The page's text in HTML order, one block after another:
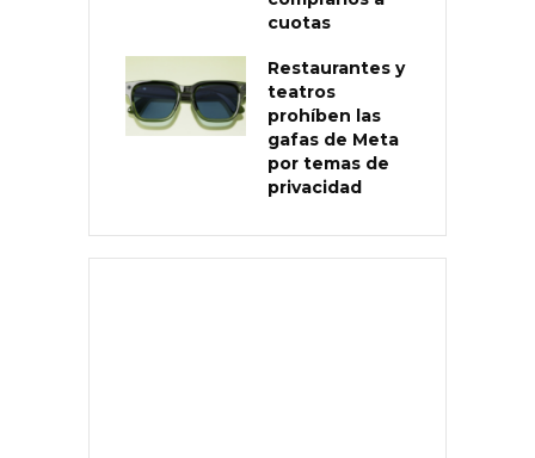
cuotas
Restaurantes y
teatros
prohíben las
gafas de Meta
por temas de
privacidad